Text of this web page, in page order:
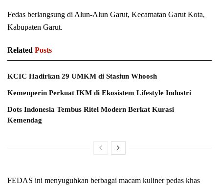
Fedas berlangsung di Alun-Alun Garut, Kecamatan Garut Kota,
Kabupaten Garut.
Related Posts
KCIC Hadirkan 29 UMKM di Stasiun Whoosh
Kemenperin Perkuat IKM di Ekosistem Lifestyle Industri
Dots Indonesia Tembus Ritel Modern Berkat Kurasi
Kemendag
FEDAS ini menyuguhkan berbagai macam kuliner pedas khas